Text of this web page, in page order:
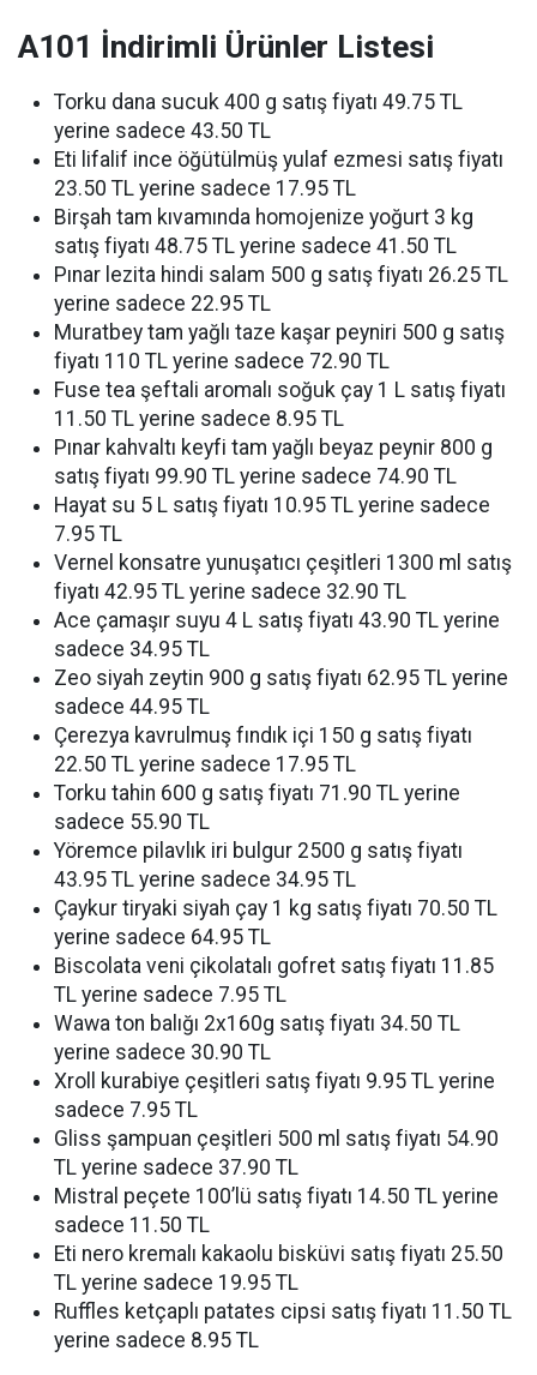
A101 İndirimli Ürünler Listesi
Torku dana sucuk 400 g satış fiyatı 49.75 TL
yerine sadece 43.50 TL
Eti lifalif ince öğütülmüş yulaf ezmesi satış fiyatı
23.50 TL yerine sadece 17.95 TL
Birşah tam kıvamında homojenize yoğurt 3 kg
satış fiyatı 48.75 TL yerine sadece 41.50 TL
Pınar lezita hindi salam 500 g satış fiyatı 26.25 TL
yerine sadece 22.95 TL
Muratbey tam yağlı taze kaşar peyniri 500 g satış
fiyatı 110 TL yerine sadece 72.90 TL
Fuse tea şeftali aromalı soğuk çay 1 L satış fiyatı
11.50 TL yerine sadece 8.95 TL
Pınar kahvaltı keyfi tam yağlı beyaz peynir 800 g
satış fiyatı 99.90 TL yerine sadece 74.90 TL
Hayat su 5 L satış fiyatı 10.95 TL yerine sadece
7.95 TL
Vernel konsatre yunuşatıcı çeşitleri 1300 ml satış
fiyatı 42.95 TL yerine sadece 32.90 TL
Ace çamaşır suyu 4 L satış fiyatı 43.90 TL yerine
sadece 34.95 TL
Zeo siyah zeytin 900 g satış fiyatı 62.95 TL yerine
sadece 44.95 TL
Çerezya kavrulmuş fındık içi 150 g satış fiyatı
22.50 TL yerine sadece 17.95 TL
Torku tahin 600 g satış fiyatı 71.90 TL yerine
sadece 55.90 TL
Yöremce pilavlık iri bulgur 2500 g satış fiyatı
43.95 TL yerine sadece 34.95 TL
Çaykur tiryaki siyah çay 1 kg satış fiyatı 70.50 TL
yerine sadece 64.95 TL
Biscolata veni çikolatalı gofret satış fiyatı 11.85
TL yerine sadece 7.95 TL
Wawa ton balığı 2x160g satış fiyatı 34.50 TL
yerine sadece 30.90 TL
Xroll kurabiye çeşitleri satış fiyatı 9.95 TL yerine
sadece 7.95 TL
Gliss şampuan çeşitleri 500 ml satış fiyatı 54.90
TL yerine sadece 37.90 TL
Mistral peçete 100’lü satış fiyatı 14.50 TL yerine
sadece 11.50 TL
Eti nero kremalı kakaolu bisküvi satış fiyatı 25.50
TL yerine sadece 19.95 TL
Ruffles ketçaplı patates cipsi satış fiyatı 11.50 TL
yerine sadece 8.95 TL